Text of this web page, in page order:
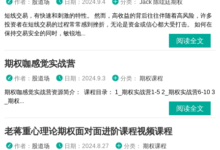
作者： 股道场 日期：2024.9.4 分类： Jack 陈竑廷期权
短线交易，有快速和刺激的特性。 然而，高收益的背后往往伴随着高风险，许多
投资者在短线交易的过程常常感到挫折，无论是资金或信心都大受打击。 如何在
保持交易安全的同时，敏锐地...
阅读全文
期权咖感觉实战营
作者： 股道场 日期：2024.9.3 分类： 期权课程
期权咖感觉实战营资源简介： 课程目录： 1_期权实战营1-5 2_期权实战营6-10 3
_期权...
阅读全文
老蒋重心理论期权面对面进阶课程视频课程
作者： 股道场 日期：2024.8.27 分类： 期权课程